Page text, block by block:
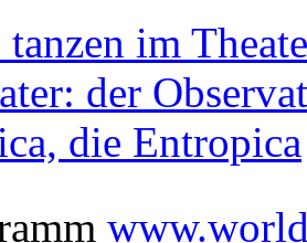
im
der
die Entropica